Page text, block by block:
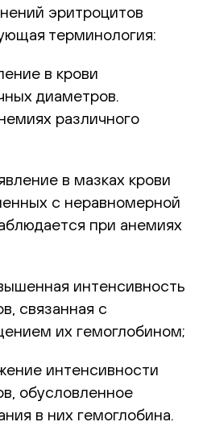
эритроцитов
терминология:
в крови
диаметров.
различного
в мазках крови
с неравномерной
при анемиях
интенсивность
связанная с
их гемоглобином;
интенсивности
обусловленное
в них гемоглобина.